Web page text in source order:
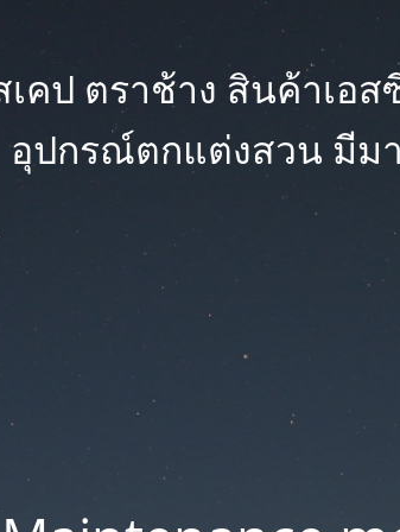
ป ตราช้าง สินค้าเอ
อุปกรณ์ตกแต่งสวน มีม